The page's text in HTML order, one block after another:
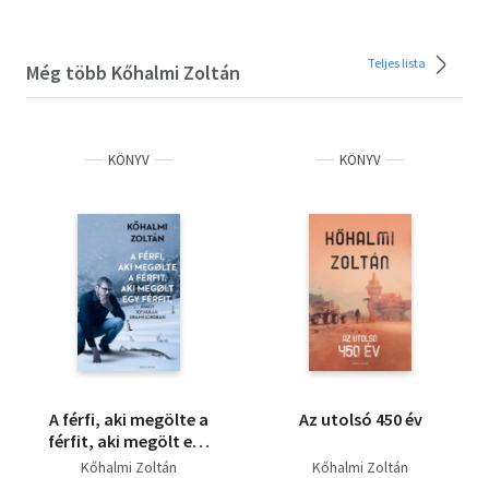
Még több Kőhalmi Zoltán Teljes lista
KÖNYV
A férfi, aki megölte a
férfit, aki megölt egy
férfit - avagy 101 hulla
Kőhalmi Zoltán
KÖNYV
Az utolsó 450 év
Kőhalmi Zoltán